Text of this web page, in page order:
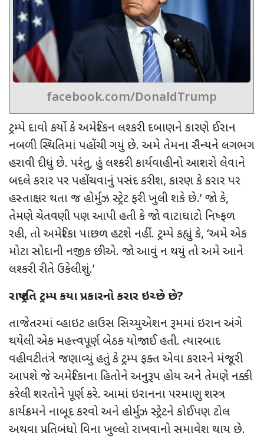
facebook.com/DonaldTrump
ટ્રમ્પે દાવો કર્યો કે અમેરિકન લશ્કરી દબાણને કારણે ઈરાન
નબળી સ્થિતિમાં પહોંચી ગયું છે. અમે તેમના સૈન્યને લગભગ
હરાવી દીધું છે. પરંતુ, હું લશ્કરી કાર્યવાહીનો આશરો લેવાને
બદલે કરાર પર પહોંચવાનું પસંદ કરીશ, કારણ કે કરાર પર
હસ્તાક્ષર થતા જ હોર્મુઝ સ્ટ્રેટ ફરી ખુલી શકે છે.’જો કે,
તેમણે ચેતવણી પણ આપી હતી કે જો વાટાઘાટો નિષ્ફળ
રહી, તો અમેરિકા પાછળ હટશે નહીં. ટ્રમ્પે કહ્યું કે, ‘અમે એક
મોટા સોદાની નજીક છીએ. જો આવું ન થયું તો અમે આને
લશ્કરી રીતે ઉકેલીશું.’
રાષ્ટ્રપતિ ટ્રમ્પ કયા પ્રકારનો કરાર ઇચ્છે છે?
તાજેતરમાં વ્હાઇટ હાઉસ સિચ્યુએશન રૂમમાં ઇરાન અંગે
થયેલી એક મહત્ત્વપૂર્ણ બેઠક યોજાઈ હતી. ત્યારબાદ
વહીવટીતંત્રે જણાવ્યું હતું કે ટ્રમ્પ ફક્ત એવા કરારને મંજૂરી
આપશે જે અમેરિકાના હિતોને અનુરૂપ હોય અને તેમણે નક્કી
કરેલી શરતોને પૂર્ણ કરે. આમાં ઇરાનના પરમાણુ શસ્ત્ર
કાર્યક્રમને નાબૂદ કરવો અને હોર્મુઝ સ્ટ્રેટને કોઈપણ ટોલ
અથવા પ્રતિબંધો વિના ખુલ્લો રાખવાનો સમાવેશ થાય છે.